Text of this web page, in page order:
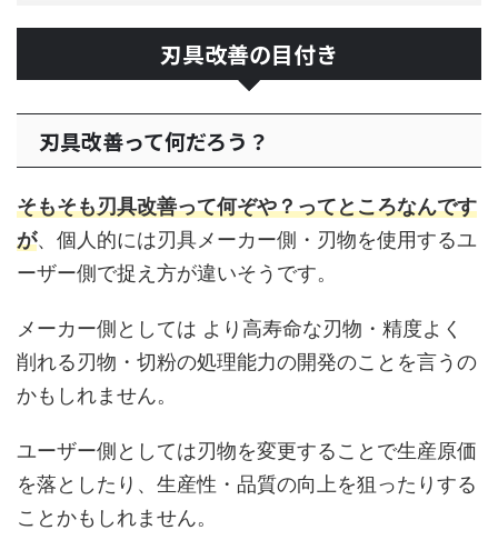
刃具改善の目付き
刃具改善って何だろう？
そもそも刃具改善って何ぞや？ってところなんです
が、個人的には刃具メーカー側・刃物を使用するユ
ーザー側で捉え方が違いそうです。
メーカー側としては より高寿命な刃物・精度よく
削れる刃物・切粉の処理能力の開発のことを言うの
かもしれません。
ユーザー側としては刃物を変更することで生産原価
を落としたり、生産性・品質の向上を狙ったりする
ことかもしれません。